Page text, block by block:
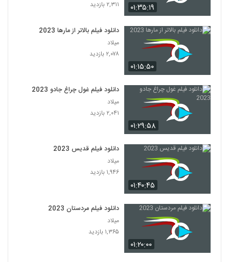
۰۱:۳۵:۱۹
۲,۳۱۱ بازدید
۰۱:۱۵:۵۰
دانلود فیلم بالاتر از مارها 2023
میلاد
۲,۰۷۸ بازدید
۰۱:۲۹:۵۸
دانلود فیلم غول چراغ جادو 2023
میلاد
۲,۰۴۱ بازدید
۰۱:۴۰:۴۵
دانلود فیلم قدیس 2023
میلاد
۱,۹۴۶ بازدید
۰۱:۲۰:۰۰
دانلود فیلم مردستان 2023
میلاد
۱,۳۶۵ بازدید